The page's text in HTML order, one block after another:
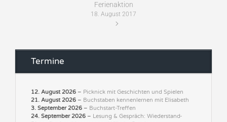
Ferienaktion
18. August 2017
Termine
12. August 2026 – Picknick mit Geschichten und Spielen
21. August 2026 – Buchstaben kennenlernen mit Elisabeth
3. September 2026 – Buchstart-Treffen
24. September 2026 – Lesung & Gespräch: Wiederstand-